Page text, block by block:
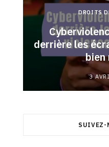
DROITS
derrière les
bien
3
SUIVEZ-